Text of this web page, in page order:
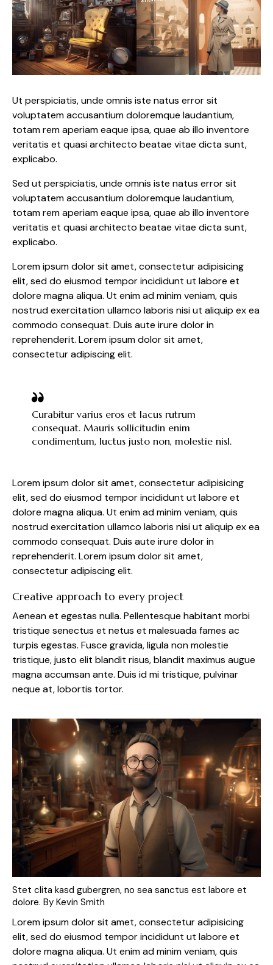
Ut perspiciatis, unde omnis iste natus error sit
voluptatem accusantium doloremque laudantium,
totam rem aperiam eaque ipsa, quae ab illo inventore
veritatis et quasi architecto beatae vitae dicta sunt,
explicabo.
Sed ut perspiciatis, unde omnis iste natus error sit
voluptatem accusantium doloremque laudantium,
totam rem aperiam eaque ipsa, quae ab illo inventore
veritatis et quasi architecto beatae vitae dicta sunt,
explicabo.
Lorem ipsum dolor sit amet, consectetur adipisicing
elit, sed do eiusmod tempor incididunt ut labore et
dolore magna aliqua. Ut enim ad minim veniam, quis
nostrud exercitation ullamco laboris nisi ut aliquip ex ea
commodo consequat. Duis aute irure dolor in
reprehenderit. Lorem ipsum dolor sit amet,
consectetur adipiscing elit.
Curabitur varius eros et lacus rutrum
consequat. Mauris sollicitudin enim
condimentum, luctus justo non, molestie nisl.
Lorem ipsum dolor sit amet, consectetur adipisicing
elit, sed do eiusmod tempor incididunt ut labore et
dolore magna aliqua. Ut enim ad minim veniam, quis
nostrud exercitation ullamco laboris nisi ut aliquip ex ea
commodo consequat. Duis aute irure dolor in
reprehenderit. Lorem ipsum dolor sit amet,
consectetur adipiscing elit.
Creative approach to every project
Aenean et egestas nulla. Pellentesque habitant morbi
tristique senectus et netus et malesuada fames ac
turpis egestas. Fusce gravida, ligula non molestie
tristique, justo elit blandit risus, blandit maximus augue
magna accumsan ante. Duis id mi tristique, pulvinar
neque at, lobortis tortor.
Stet clita kasd gubergren, no sea sanctus est labore et
dolore. By Kevin Smith
Lorem ipsum dolor sit amet, consectetur adipisicing
elit, sed do eiusmod tempor incididunt ut labore et
dolore magna aliqua. Ut enim ad minim veniam, quis